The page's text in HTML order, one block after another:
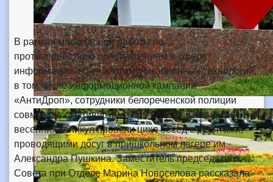
В рамках масштабной работы по
противодействию преступлениям в сфере
информационно-телекоммуникационных технологий,
в том числе информационной кампании
«АнтиДроп», сотрудники белореченской полиции
совместно с активистами при Отделе в период
весенних каникул провели цикл бесед с ребятами,
проводящими досуг в пришкольном лагере им
Александра Пушкина. Заместитель председателя
Совета при Отделе Марина Новоселова рассказала